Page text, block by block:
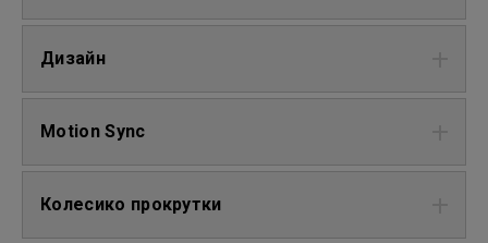
Дизайн
Motion Sync
Колесико прокрутки